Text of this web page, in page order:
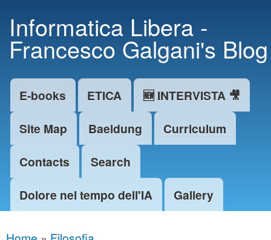
main
content
Informatica Libera -
Francesco Galgani's Blog
Main menu
E-books ETICA
🆕 INTERVISTA 🎥
Site Map
Baeldung
Curriculum
Contacts
Search
Dolore nel tempo dell'IA
Gallery